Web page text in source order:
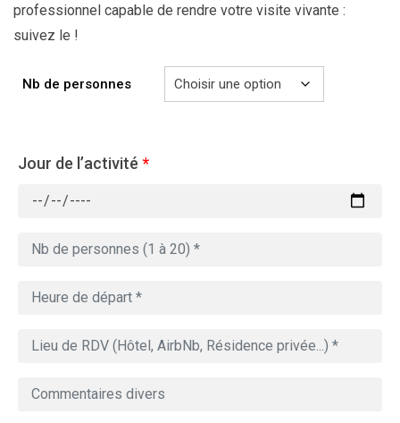
professionnel capable de rendre votre visite vivante :
suivez le !
Nb de personnes
Jour de l’activité *